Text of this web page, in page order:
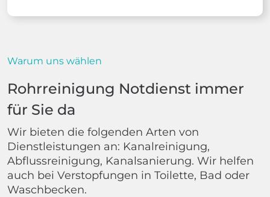
Warum uns wählen
Rohrreinigung Notdienst immer
für Sie da
Wir bieten die folgenden Arten von
Dienstleistungen an: Kanalreinigung,
Abflussreinigung, Kanalsanierung. Wir helfen
auch bei Verstopfungen in Toilette, Bad oder
Waschbecken.